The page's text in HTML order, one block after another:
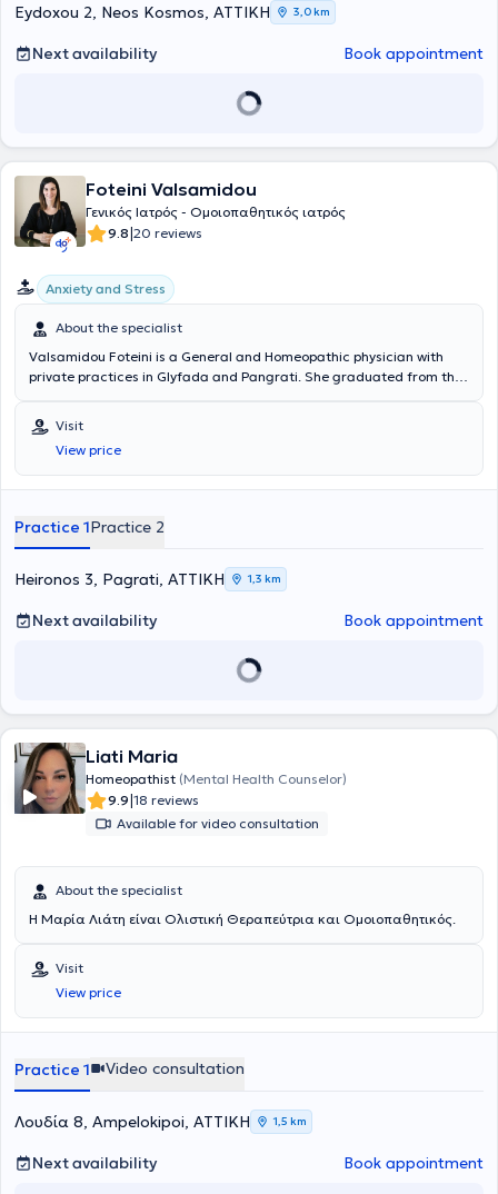
Eydoxou 2, Neos Kosmos, ΑΤΤΙΚΗ
3,0 km
Next availability Book appointment
Foteini Valsamidou
Γενικός Ιατρός - Ομοιοπαθητικός ιατρός
9.8|20 reviews
Anxiety and Stress
About the specialist
Valsamidou Foteini is a General and Homeopathic physician with
private practices in Glyfada and Pangrati. She graduated from the
Athens and holds a diploma from the International Academy of
Homeopathy. She specialized in general medicine at the General
Hospital of Athens "Korgialenio - Benakeio" and at the Markopoulo
Health Center. The doctor provides individualized treatment for
dysmenorrhea, polycystic ovary syndrome, headaches, menstrual
Visit
View price
Practice 1Practice 2
Heironos 3, Pagrati, ΑΤΤΙΚΗ 1,3 km
Next availability Book appointment
Liati Maria
Homeopathist (Mental Health Counselor)
9.9|18 reviews
Available for video consultation
About the specialist
Η Μαρία Λιάτη είναι Ολιστική Θεραπεύτρια και Ομοιοπαθητικός.
Visit
View price
Practice 1 Video consultation
Λουδία 8, Ampelokipoi, ΑΤΤΙΚΗ 1,5 km
Next availability Book appointment